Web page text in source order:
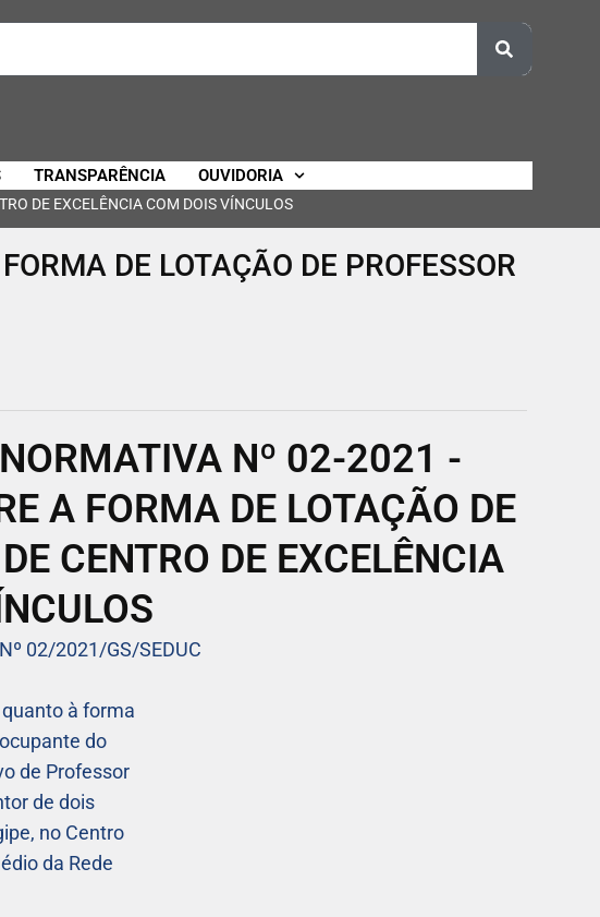
TRANSPARÊNCIA OUVIDORIA
DE EXCELÊNCIA COM DOIS VÍNCULOS
DE LOTAÇÃO DE PROFESSOR
Nº 02-2021 -
A FORMA DE LOTAÇÃO DE
CENTRO DE EXCELÊNCIA
02/2021/GS/SEDUC
à forma
do
de Professor
de dois
no Centro
da Rede